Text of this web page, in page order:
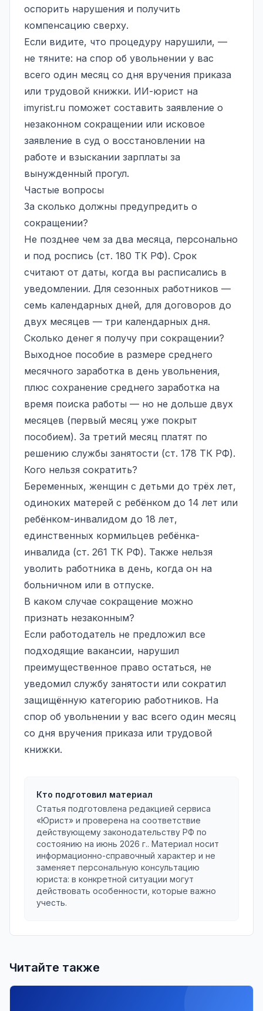
оспорить нарушения и получить
компенсацию сверху.
Если видите, что процедуру нарушили, —
не тяните: на спор об увольнении у вас
всего один месяц со дня вручения приказа
или трудовой книжки. ИИ-юрист на
imyrist.ru поможет составить заявление о
незаконном сокращении или исковое
заявление в суд о восстановлении на
работе и взыскании зарплаты за
вынужденный прогул.
Частые вопросы
За сколько должны предупредить о
сокращении?
Не позднее чем за два месяца, персонально
и под роспись (ст. 180 ТК РФ). Срок
считают от даты, когда вы расписались в
уведомлении. Для сезонных работников —
семь календарных дней, для договоров до
двух месяцев — три календарных дня.
Сколько денег я получу при сокращении?
Выходное пособие в размере среднего
месячного заработка в день увольнения,
плюс сохранение среднего заработка на
время поиска работы — но не дольше двух
месяцев (первый месяц уже покрыт
пособием). За третий месяц платят по
решению службы занятости (ст. 178 ТК РФ).
Кого нельзя сократить?
Беременных, женщин с детьми до трёх лет,
одиноких матерей с ребёнком до 14 лет или
ребёнком-инвалидом до 18 лет,
единственных кормильцев ребёнка-
инвалида (ст. 261 ТК РФ). Также нельзя
уволить работника в день, когда он на
больничном или в отпуске.
В каком случае сокращение можно
признать незаконным?
Если работодатель не предложил все
подходящие вакансии, нарушил
преимущественное право остаться, не
уведомил службу занятости или сократил
защищённую категорию работников. На
спор об увольнении у вас всего один месяц
со дня вручения приказа или трудовой
книжки.
Кто подготовил материал
Статья подготовлена редакцией сервиса
«Юрист» и проверена на соответствие
действующему законодательству РФ по
состоянию на июнь 2026 г.. Материал носит
информационно-справочный характер и не
заменяет персональную консультацию
юриста: в конкретной ситуации могут
действовать особенности, которые важно
учесть.
Читайте также